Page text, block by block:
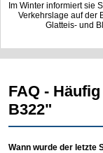
Im Winter informiert sie
Verkehrslage auf der
Glatteis- und
FAQ -
B322"
Wann wurde der letzte